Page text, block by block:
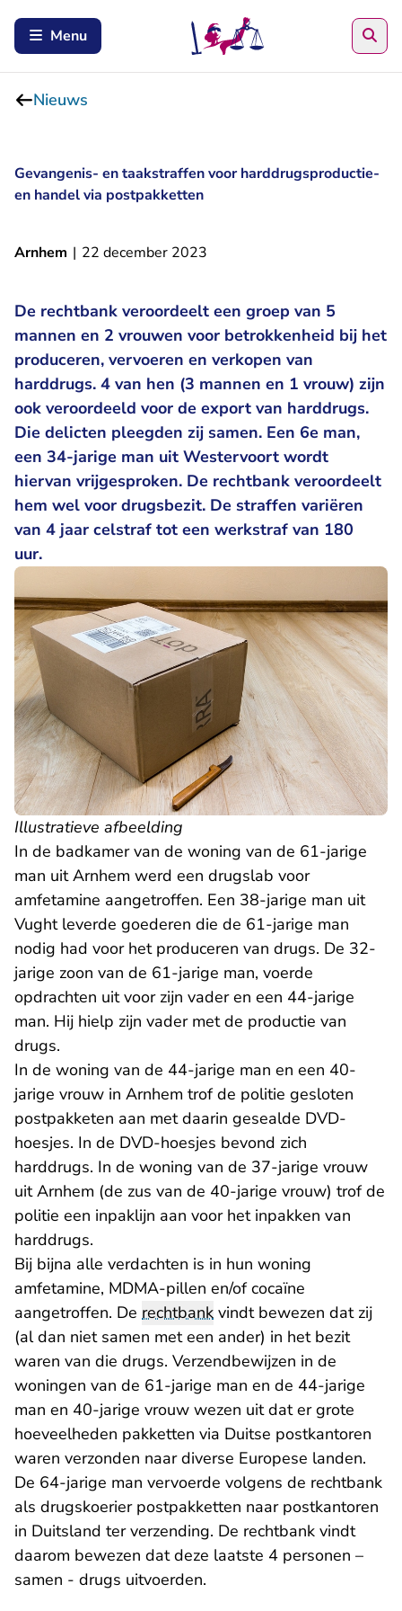
Menu
Nieuws
Gevangenis- en taakstraffen voor harddrugsproductie-
en handel via postpakketten
Arnhem | 22 december 2023
De rechtbank veroordeelt een groep van 5
mannen en 2 vrouwen voor betrokkenheid bij het
produceren, vervoeren en verkopen van
harddrugs. 4 van hen (3 mannen en 1 vrouw) zijn
ook veroordeeld voor de export van harddrugs.
Die delicten pleegden zij samen. Een 6e man,
een 34-jarige man uit Westervoort wordt
hiervan vrijgesproken. De rechtbank veroordeelt
hem wel voor drugsbezit. De straffen variëren
van 4 jaar celstraf tot een werkstraf van 180
uur.
Illustratieve afbeelding
In de badkamer van de woning van de 61-jarige
man uit Arnhem werd een drugslab voor
amfetamine aangetroffen. Een 38-jarige man uit
Vught leverde goederen die de 61-jarige man
nodig had voor het produceren van drugs. De 32-
jarige zoon van de 61-jarige man, voerde
opdrachten uit voor zijn vader en een 44-jarige
man. Hij hielp zijn vader met de productie van
drugs.
In de woning van de 44-jarige man en een 40-
jarige vrouw in Arnhem trof de politie gesloten
postpakketen aan met daarin gesealde DVD-
hoesjes. In de DVD-hoesjes bevond zich
harddrugs. In de woning van de 37-jarige vrouw
uit Arnhem (de zus van de 40-jarige vrouw) trof de
politie een inpaklijn aan voor het inpakken van
harddrugs.
Bij bijna alle verdachten is in hun woning
amfetamine, MDMA-pillen en/of cocaïne
aangetroffen. De rechtbank vindt bewezen dat zij
(al dan niet samen met een ander) in het bezit
waren van die drugs. Verzendbewijzen in de
woningen van de 61-jarige man en de 44-jarige
man en 40-jarige vrouw wezen uit dat er grote
hoeveelheden pakketten via Duitse postkantoren
waren verzonden naar diverse Europese landen.
De 64-jarige man vervoerde volgens de rechtbank
als drugskoerier postpakketten naar postkantoren
in Duitsland ter verzending. De rechtbank vindt
daarom bewezen dat deze laatste 4 personen –
samen - drugs uitvoerden.